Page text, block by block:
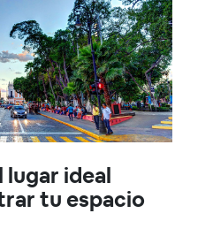
lugar ideal
tu espacio